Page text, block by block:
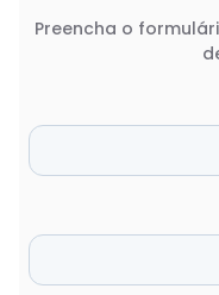
Preencha o